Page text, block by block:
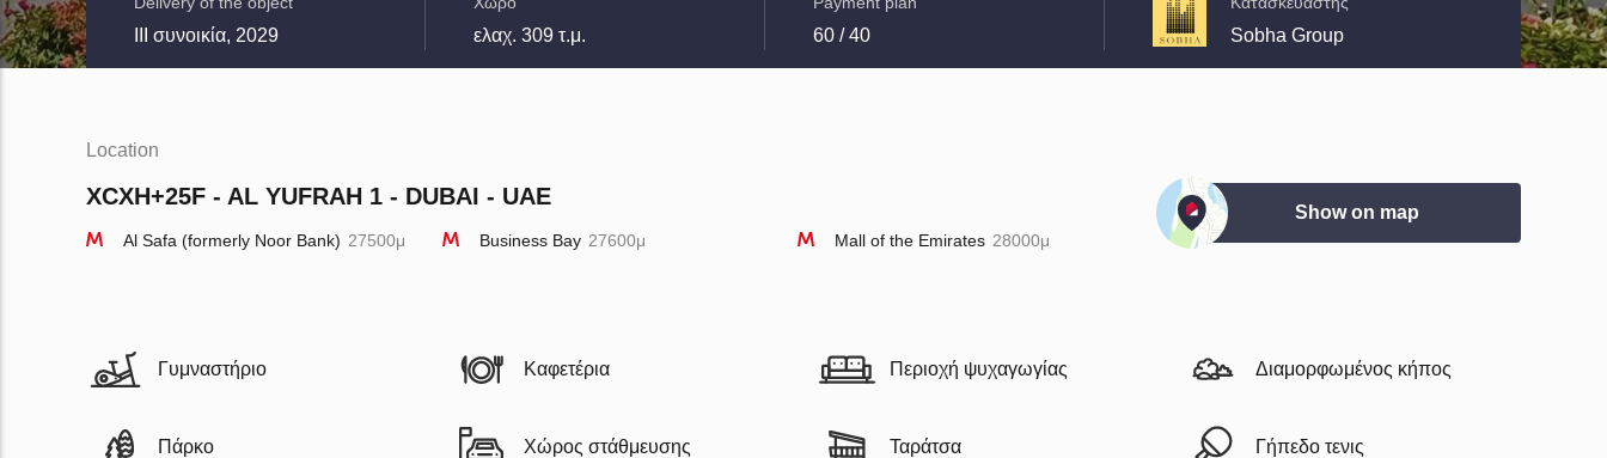
III συνοικία, 2029 ελαχ. 309 τ.μ. 60 / 40 Sobha Group
Location
XCXH+25F - AL YUFRAH 1 - DUBAI - UAE
Al Safa (formerly Noor Bank) 27500μ Business Bay 27600μ Mall of the Emirates 28000μ
Show on map
Γυμναστήριο Καφετέρια Περιοχή ψυχαγωγίας Διαμορφωμένος κήπος
Πάρκο Χώρος στάθμευσης Ταράτσα Γήπεδο τενις